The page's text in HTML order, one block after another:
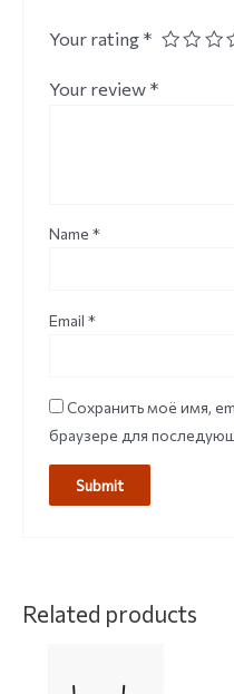
Your rating *
Your review *
Name *
Email *
Сохранить моё имя,
браузере для
Related products